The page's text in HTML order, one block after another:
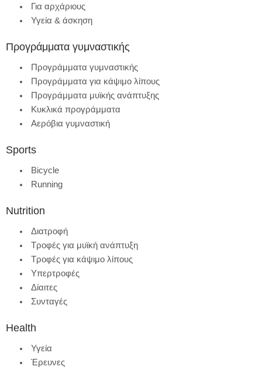
Για αρχάριους
Υγεία & άσκηση
Προγράμματα γυμναστικής
Προγράμματα γυμναστικής
Προγράμματα για κάψιμο λίπους
Προγράμματα μυϊκής ανάπτυξης
Κυκλικά προγράμματα
Αερόβια γυμναστική
Sports
Bicycle
Running
Nutrition
Διατροφή
Τροφές για μυϊκή ανάπτυξη
Τροφές για κάψιμο λίπους
Υπερτροφές
Δίαιτες
Συνταγές
Health
Υγεία
Έρευνες